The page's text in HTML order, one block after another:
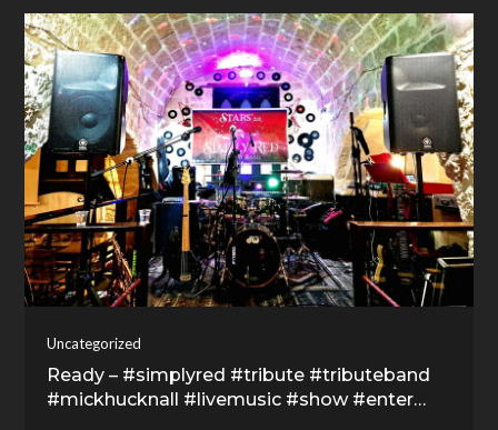
Uncategorized
Ready – #simplyred #tribute #tributeband
#mickhucknall #livemusic #show #enter…